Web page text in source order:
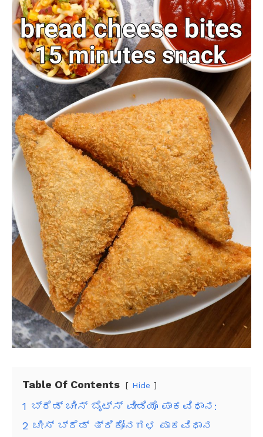
Table Of Contents Hide
1 ಬ್ರೆಡ್ ಚೀಸ್ ಬೈಟ್ಸ್ ವೀಡಿಯೊ ಪಾಕವಿಧಾನ:
2 ಚೀಸ್ ಬ್ರೆಡ್ ತ್ರಿಕೋನಗಳ ಪಾಕವಿಧಾನ